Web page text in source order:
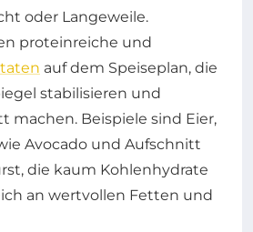
oder Langeweile.
proteinreiche und
auf dem Speiseplan, die
stabilisieren und
machen. Beispiele sind Eier,
Avocado und Aufschnitt
die kaum Kohlenhydrate
an wertvollen Fetten und